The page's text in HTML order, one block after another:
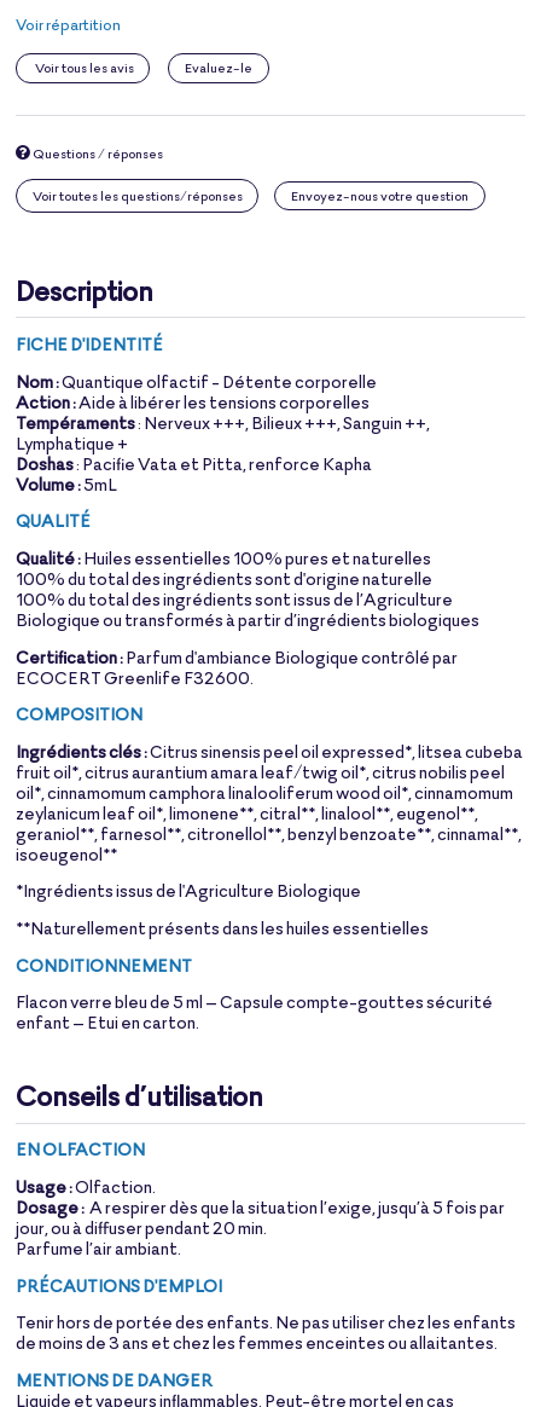
Voir répartition
Voir tous les avis Evaluez-le
Questions / réponses
Voir toutes les questions/réponses Envoyez-nous votre question
Description
FICHE D'IDENTITÉ
Nom :Quantique olfactif - Détente corporelle
Action :Aide à libérer les tensions corporelles
Tempéraments: Nerveux +++, Bilieux +++, Sanguin ++,
Lymphatique +
Doshas: Pacifie Vata et Pitta, renforce Kapha
Volume :5mL
QUALITÉ
Qualité :Huiles essentielles 100% pures et naturelles
100% du total des ingrédients sont d'origine naturelle
100% du total des ingrédients sont issus de l’Agriculture
Biologique ou transformés à partir d’ingrédients biologiques
Certification :Parfum d'ambiance Biologique contrôlé par
ECOCERT Greenlife F32600.
COMPOSITION
Ingrédients clés :Citrus sinensis peel oil expressed*, litsea cubeba
fruit oil*, citrus aurantium amara leaf/twig oil*, citrus nobilis peel
oil*, cinnamomum camphora linalooliferum wood oil*, cinnamomum
zeylanicum leaf oil*, limonene**, citral**, linalool**, eugenol**,
geraniol**, farnesol**, citronellol**, benzyl benzoate**, cinnamal**,
isoeugenol**
*Ingrédients issus de l'Agriculture Biologique
**Naturellement présents dans les huiles essentielles
CONDITIONNEMENT
Flacon verre bleu de 5 ml – Capsule compte-gouttes sécurité
enfant – Etui en carton.
Conseils d’utilisation
EN OLFACTION
Usage :Olfaction.
Dosage :A respirer dès que la situation l’exige, jusqu’à 5 fois par
jour, ou à diffuser pendant 20 min.
Parfume l’air ambiant.
PRÉCAUTIONS D'EMPLOI
Tenir hors de portée des enfants. Ne pas utiliser chez les enfants
de moins de 3 ans et chez les femmes enceintes ou allaitantes.
MENTIONS DE DANGER
Liquide et vapeurs inflammables. Peut-être mortel en cas